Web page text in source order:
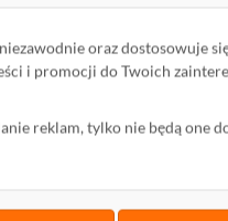
niezawodnie oraz dostosowuje
i promocji do Twoich
reklam, tylko nie będą one
Kontakt
Ochrona środowiska